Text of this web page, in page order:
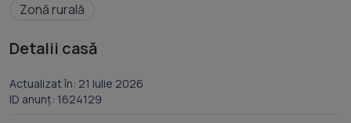
excelenta: 13 km pana la Baia de Fier si Pestera Muierilor 10
km pana la intrarea pe Transalpina 45 km pana la Targu Jiu
Zonă rurală
Detalii casă
Actualizat în: 21 Iulie 2026
ID anunț: 1624129